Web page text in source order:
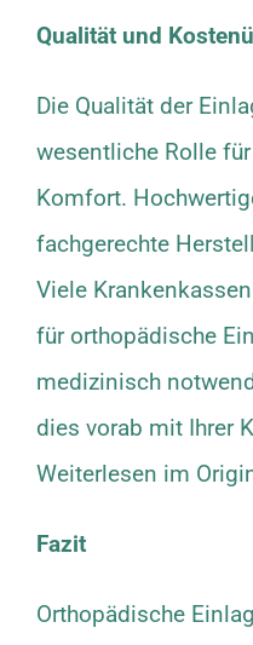
Qualität und
Die Qualität der
wesentliche Rolle
Komfort.
fachgerechte
Viele
für orthopädische
medizinisch
dies vorab mit Ihrer
Weiterlesen im
Fazit
Orthopädische